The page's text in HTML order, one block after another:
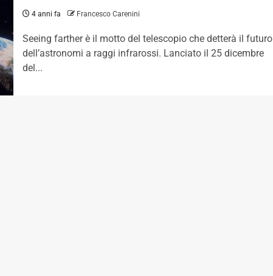
4 anni fa Francesco Carenini
Seeing farther è il motto del telescopio che detterà il futuro
dell’astronomi a raggi infrarossi. Lanciato il 25 dicembre
del...